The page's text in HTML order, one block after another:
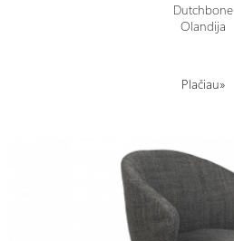
Dutchbone
Olandija
Plačiau»